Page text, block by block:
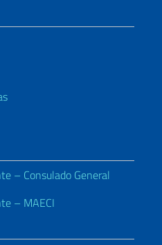
– Consulado General
– MAECI